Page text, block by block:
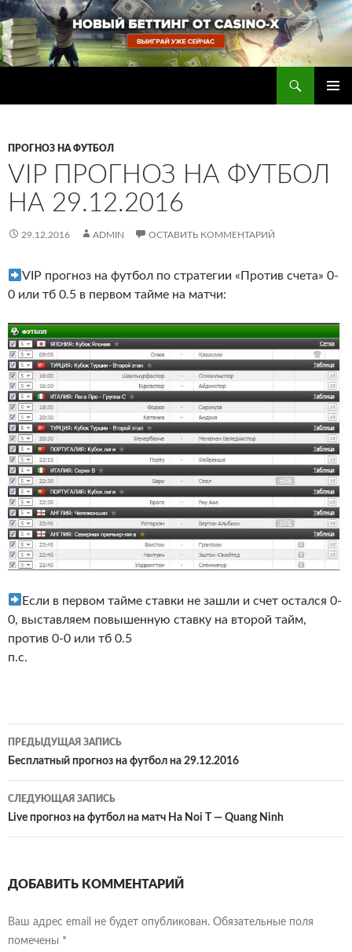
Перейти
к
содержимому
ПРОГНОЗ НА ФУТБОЛ
VIP ПРОГНОЗ НА ФУТБОЛ
НА 29.12.2016
29.12.2016 ADMIN ОСТАВИТЬ КОММЕНТАРИЙ
VIP прогноз на футбол по стратегии «Против счета» 0-
0 или тб 0.5 в первом тайме на матчи:
Если в первом тайме ставки не зашли и счет остался 0-
0, выставляем повышенную ставку на второй тайм,
против 0-0 или тб 0.5
п.с.
Навигация
по
записям
ПРЕДЫДУЩАЯ ЗАПИСЬ
Бесплатный прогноз на футбол на 29.12.2016
СЛЕДУЮЩАЯ ЗАПИСЬ
Live прогноз на футбол на матч Ha Noi T — Quang Ninh
ДОБАВИТЬ КОММЕНТАРИЙ
Ваш адрес email не будет опубликован. Обязательные поля
помечены *